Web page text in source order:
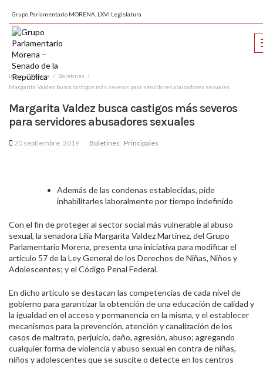
Grupo Parlamentario MORENA, LXVI Legislatura
Inicio Prensa
Boletines
Margarita Valdez busca castigos más severos para servidores abusadores sexuales
Margarita Valdez busca castigos más severos
para servidores abusadores sexuales
20 septiembre, 2019 Boletines Principales
Además de las condenas establecidas, pide
inhabilitarles laboralmente por tiempo indefinido
Con el fin de proteger al sector social más vulnerable al abuso
sexual, la senadora Lilia Margarita Valdez Martínez, del Grupo
Parlamentario Morena, presenta una iniciativa para modificar el
artículo 57 de la Ley General de los Derechos de Niñas, Niños y
Adolescentes; y el Código Penal Federal.
En dicho artículo se destacan las competencias de cada nivel de
gobierno para garantizar la obtención de una educación de calidad y
la igualdad en el acceso y permanencia en la misma, y el establecer
mecanismos para la prevención, atención y canalización de los
casos de maltrato, perjuicio, daño, agresión, abuso; agregando
cualquier forma de violencia y abuso sexual en contra de niñas,
niños y adolescentes que se suscite o detecte en los centros